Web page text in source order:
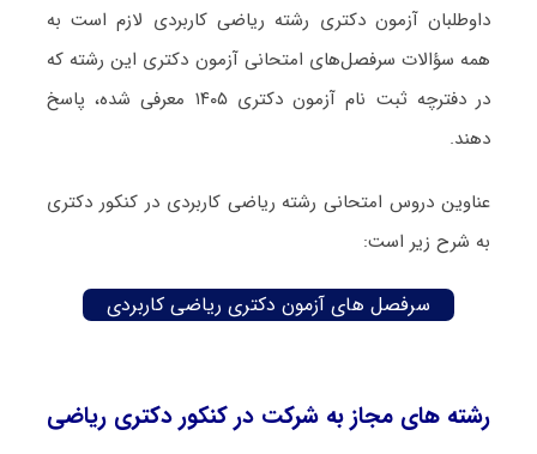
داوطلبان آزمون دکتری رشته ریاضی کاربردی لازم است به
همه سؤالات سرفصل‌های امتحانی آزمون دکتری این رشته که
در دفترچه‌ ثبت نام آزمون دکتری ۱۴۰۵ معرفی شده، پاسخ
دهند.
عناوین دروس امتحانی رشته ریاضی کاربردی در کنکور دکتری
به شرح زیر است:
سرفصل های آزمون دکتری ریاضی کاربردی
رشته های مجاز به شرکت در کنکور دکتری ریاضی